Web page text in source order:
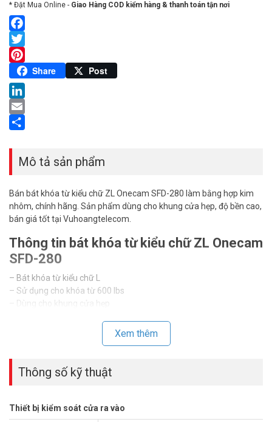
* Đặt Mua Online - Giao Hàng COD kiểm hàng & thanh toán tận nơi
Facebook
Twitter
Pinterest
Share Post
LinkedIn
Email
Mô tả sản phẩm
Bán bát khóa từ kiểu chữ ZL Onecam SFD-280 làm bằng hợp kim
nhôm, chính hãng. Sản phẩm dùng cho khung cửa hẹp, độ bền cao,
bán giá tốt tại Vuhoangtelecom.
Thông tin bát khóa từ kiểu chữ ZL Onecam
SFD-280
– Bát khóa từ kiểu chữ L
– Sử dụng cho khóa từ 600 lbs
– Dùng cho khung cửa hẹp
– Kích thước: 580*280*250 mm
– Xuất xứ: Trung Quốc
– Bảo hành 12 tháng
Đặt mua ngay sản phẩm Onecam SFD-280 xin vui lòng liên hệ
HOTLINE
Xem thêm
Thông số kỹ thuật
Thiết bị kiểm soát cửa ra vào